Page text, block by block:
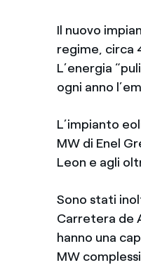
Il nuovo
regime, circa
L’energia
ogni anno
L’impianto
MW di Enel
Leon e agli
Sono stati
Carretera de
hanno una
MW